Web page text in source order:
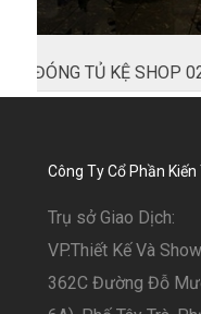
ĐÓNG TỦ KỆ SHOP
Công Ty Cổ Phần
Trụ sở Giao Dịch:
VP.Thiết Kế Và
362C Đường Đỗ